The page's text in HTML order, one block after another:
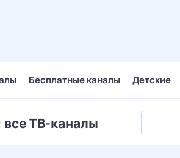
Бесплатные каналы Детские
все ТВ-каналы